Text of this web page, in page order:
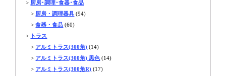
> 厨房･調理･食器･食品
> 厨房・調理器具 (94)
>食器・食品 (60)
> トラス
> アルミトラス(300角) (14)
> アルミトラス(300角) 黒色 (14)
> アルミトラス(300角R) (17)